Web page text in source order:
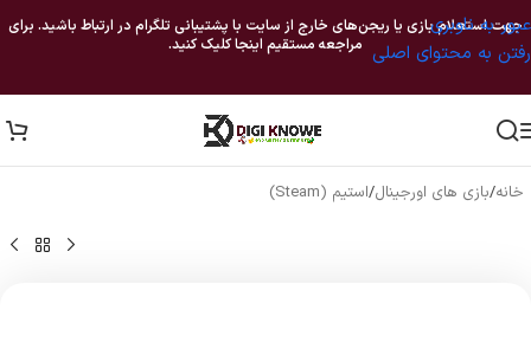
عبور به ناوبری
رفتن به محتوای اصلی
جهت استعلام بازی یا ریجن‌های خارج از سایت با پشتیبانی تلگرام در ارتباط باشید. برای
مراجعه مستقیم اینجا کلیک کنید.
خانه/بازی های اورجینال/استیم (Steam)